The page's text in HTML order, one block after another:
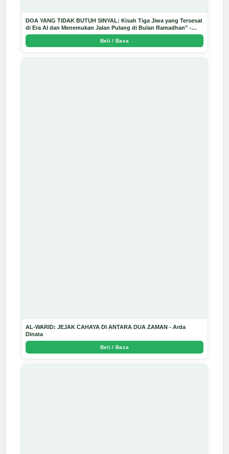
DOA YANG TIDAK BUTUH SINYAL: Kisah Tiga Jiwa yang Tersesat
di Era AI dan Menemukan Jalan Pulang di Bulan Ramadhan" -
Arda Dinata
Beli / Baca
AL-WARID: JEJAK CAHAYA DI ANTARA DUA ZAMAN - Arda
Dinata
Beli / Baca